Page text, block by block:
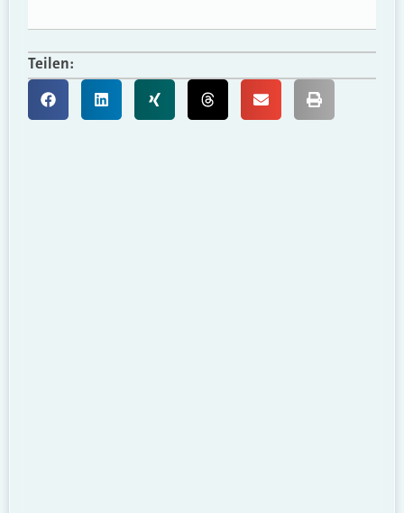
Teilen: